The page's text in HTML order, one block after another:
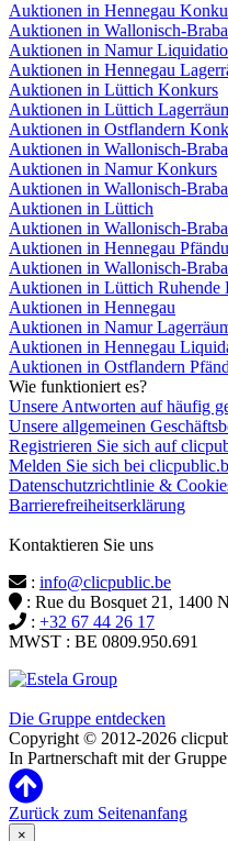
Auktionen in Hennegau
Auktionen in Wallonisch-
Auktionen in Namur
Auktionen in Hennegau
Auktionen in Lüttich Konkurs
Auktionen in Lüttich
Auktionen in Ostflandern
Auktionen in Wallonisch-
Auktionen in Namur Konkurs
Auktionen in Wallonisch-
Auktionen in Lüttich
Auktionen in Wallonisch-
Auktionen in Hennegau
Auktionen in Wallonisch-
Auktionen in Lüttich Ruhende
Auktionen in Hennegau
Auktionen in Namur
Auktionen in Hennegau
Auktionen in Ostflandern
Wie funktioniert es?
Unsere Antworten auf häufig
Unsere allgemeinen
Registrieren Sie sich auf
Melden Sie sich bei
Datenschutzrichtlinie &
Barrierefreiheitserklärung
Kontaktieren Sie uns
: info@clicpublic.be
: Rue du Bosquet 21, 1400
: +32 67 44 26 17
MWST : BE 0809.950.691
Die Gruppe entdecken
Copyright © 2012-2026
In Partnerschaft mit der
Zurück zum Seitenanfang
×